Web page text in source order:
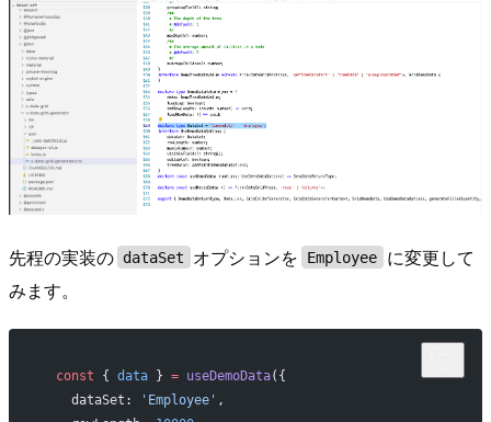
先程の実装の dataSet オプションを Employee
に変更して
みます。
  const
{ data } = useDemoData({
    dataSet:
'Employee' ,